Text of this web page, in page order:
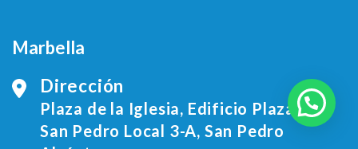
Marbella
Dirección
Plaza de la Iglesia, Edificio Plaza de
San Pedro Local 3-A, San Pedro
Soy Jesús, ¿puedo ayudarle?